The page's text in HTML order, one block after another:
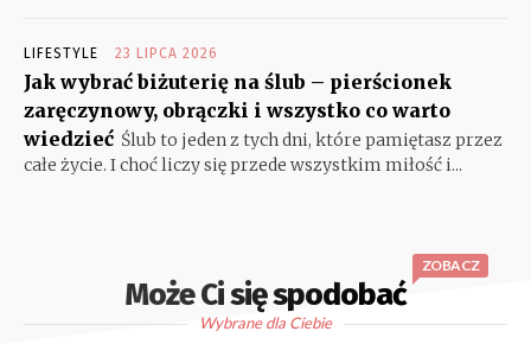
LIFESTYLE 23 LIPCA 2026
Jak wybrać biżuterię na ślub – pierścionek
zaręczynowy, obrączki i wszystko co warto
wiedzieć Ślub to jeden z tych dni, które pamiętasz przez
całe życie. I choć liczy się przede wszystkim miłość i...
Może Ci się spodobać
ZOBACZ
Wybrane dla Ciebie